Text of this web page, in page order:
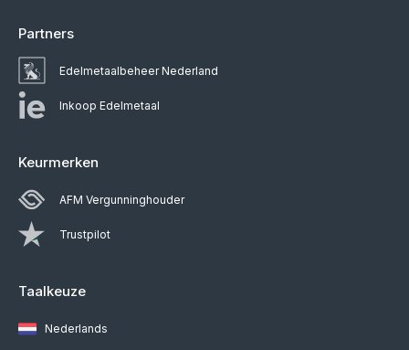
Partners
Edelmetaalbeheer Nederland
Inkoop Edelmetaal
Keurmerken
AFM Vergunninghouder
Trustpilot
Taalkeuze
Nederlands